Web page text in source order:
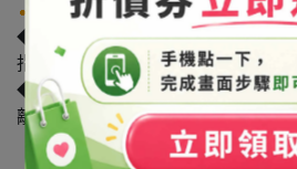
注意事項
◆原物料可能受各類因素影響導致
指定廠牌/產地者，請洽詢客服詢問
◆請避光保存於陰涼處，保持瓶蓋/
離火源，避免孩童拿取。